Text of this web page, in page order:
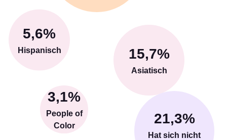
15,7%
Asiatisch
5,6%
Hispanisch
3,1%
People of
Color
21,3%
Hat sich nicht